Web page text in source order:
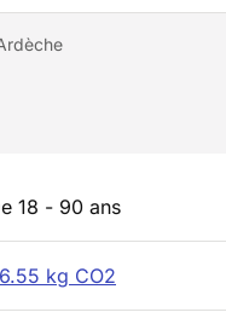
18 - 90 ans
kg CO2